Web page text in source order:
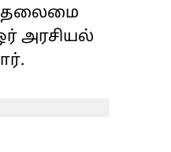
தலைமை
அரசியல்